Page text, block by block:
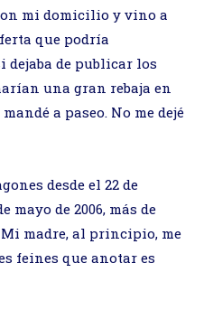
mi domicilio y vino a
que podría
dejaba de publicar los
una gran rebaja en
a paseo. No me dejé
desde el 22 de
mayo de 2006, más de
madre, al principio, me
feines que anotar es